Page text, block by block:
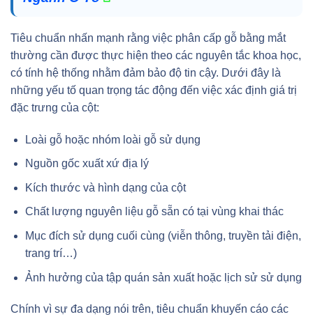
Tiêu chuẩn nhấn mạnh rằng việc phân cấp gỗ bằng mắt
thường cần được thực hiện theo các nguyên tắc khoa học,
có tính hệ thống nhằm đảm bảo độ tin cậy. Dưới đây là
những yếu tố quan trọng tác động đến việc xác định giá trị
đặc trưng của cột:
Loài gỗ hoặc nhóm loài gỗ sử dụng
Nguồn gốc xuất xứ địa lý
Kích thước và hình dạng của cột
Chất lượng nguyên liệu gỗ sẵn có tại vùng khai thác
Mục đích sử dụng cuối cùng (viễn thông, truyền tải điện,
trang trí…)
Ảnh hưởng của tập quán sản xuất hoặc lịch sử sử dụng
Chính vì sự đa dạng nói trên, tiêu chuẩn khuyến cáo các